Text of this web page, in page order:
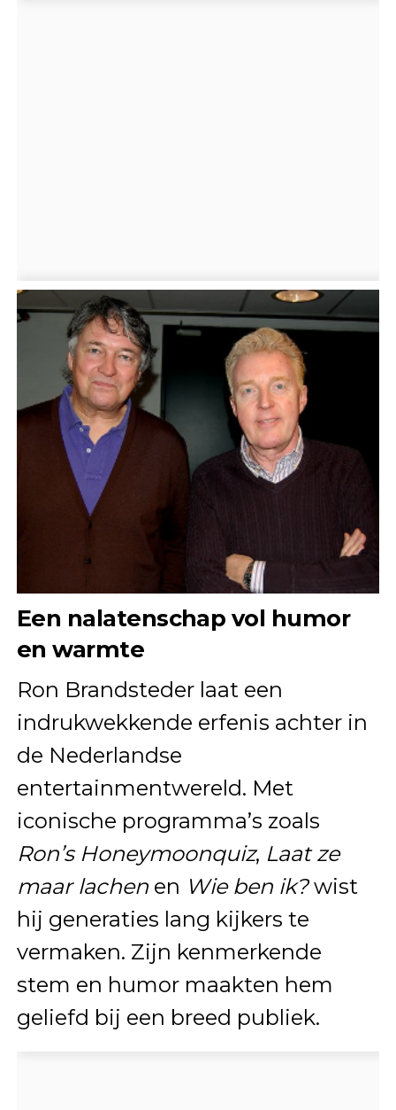
Een nalatenschap vol humor
en warmte
Ron Brandsteder laat een
indrukwekkende erfenis achter in
de Nederlandse
entertainmentwereld. Met
iconische programma’s zoals
Ron’s Honeymoonquiz, Laat ze
maar lachenen Wie ben ik?wist
hij generaties lang kijkers te
vermaken. Zijn kenmerkende
stem en humor maakten hem
geliefd bij een breed publiek.